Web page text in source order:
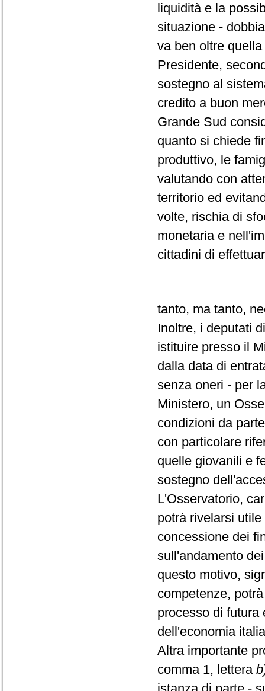
liquidità e la
situazione -
va ben oltre
Presidente,
sostegno al
credito a buon
Grande Sud
quanto si chiede
produttivo, le
valutando con
territorio ed
volte, rischia di
monetaria e
cittadini di
tanto, ma tanto,
Inoltre, i deputati
istituire presso il
dalla data di
senza oneri - per
Ministero, un
condizioni da
con particolare
quelle giovanili e
sostegno
L'Osservatorio,
potrà rivelarsi
concessione dei
sull'andamento
questo motivo,
competenze,
processo di futura
dell'economia
Altra importante
comma 1, lettera